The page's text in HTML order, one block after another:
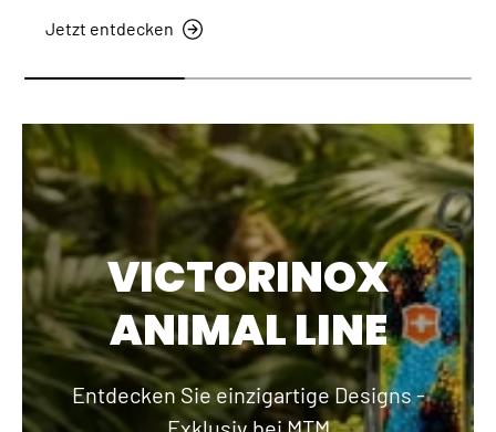
Jetzt entdecken
VICTORINOX
ANIMAL LINE
Entdecken Sie einzigartige Designs -